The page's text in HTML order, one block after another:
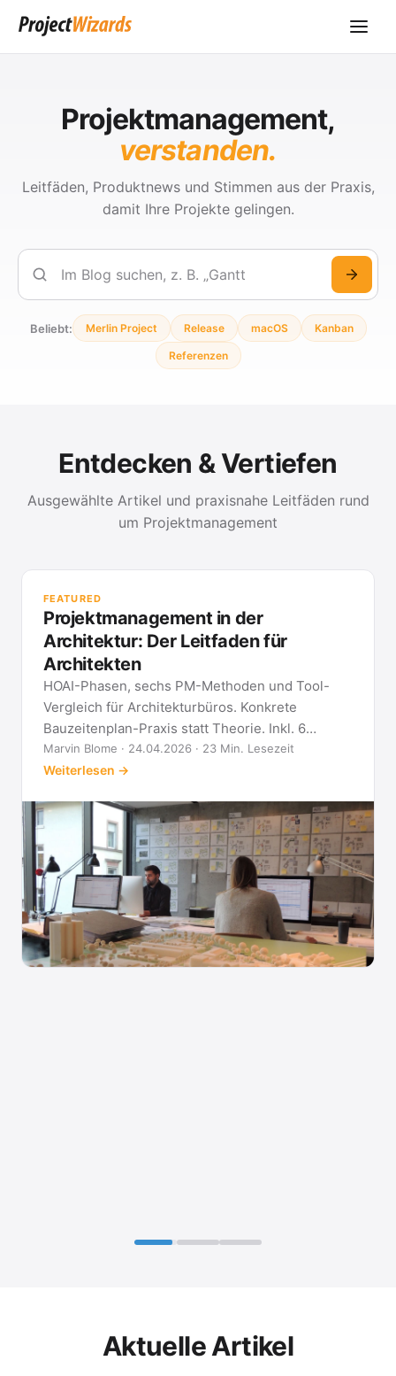
Projektmanagement,
verstanden.
Leitfäden, Produktnews und Stimmen aus der Praxis,
damit Ihre Projekte gelingen.
Suchen
Beliebt: Merlin Project Release macOS Kanban
Referenzen
Entdecken & Vertiefen
Ausgewählte Artikel und praxisnahe Leitfäden rund
um Projektmanagement
FEATURED
Projektmanagement in der
Architektur: Der Leitfaden für
Architekten
HOAI-Phasen, sechs PM-Methoden und Tool-
Vergleich für Architekturbüros. Konkrete
Bauzeitenplan-Praxis statt Theorie. Inkl. 6
Architekten-FAQ.
Marvin Blome · 24.04.2026 · 23 Min. Lesezeit
Weiterlesen →
Aktuelle Artikel